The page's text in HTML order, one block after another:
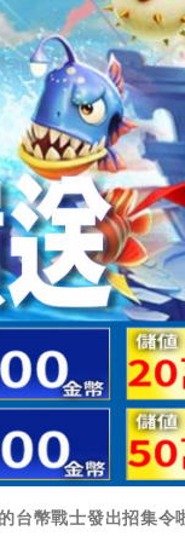
台幣戰士發出招集令